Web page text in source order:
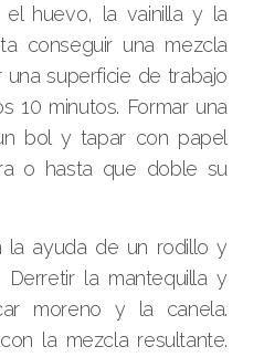
el huevo, la vainilla y la
conseguir una mezcla
una superficie de trabajo
10 minutos. Formar una
bol y tapar con papel
o hasta que doble su
la ayuda de un rodillo y
la mantequilla y
moreno y la canela.
la mezcla resultante.